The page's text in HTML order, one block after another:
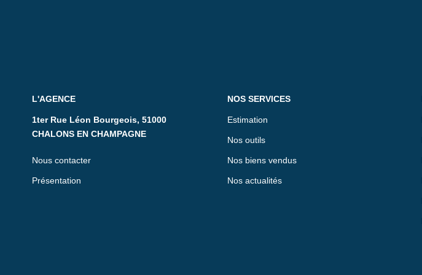
L'AGENCE
1ter Rue Léon Bourgeois, 51000
CHALONS EN CHAMPAGNE
Nous contacter
Présentation
NOS SERVICES
Estimation
Nos outils
Nos biens vendus
Nos actualités